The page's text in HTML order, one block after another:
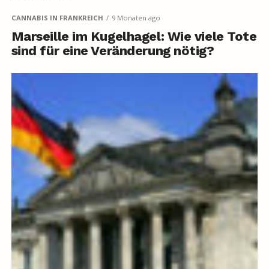
CANNABIS IN FRANKREICH 9 Monaten ago
Marseille im Kugelhagel: Wie viele Tote
sind für eine Veränderung nötig?